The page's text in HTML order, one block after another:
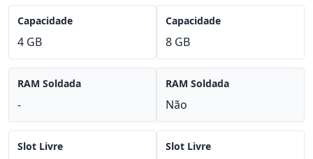
Capacidade
4 GB
RAM Soldada
-
Slot Livre
Capacidade
8 GB
RAM Soldada
Não
Slot Livre